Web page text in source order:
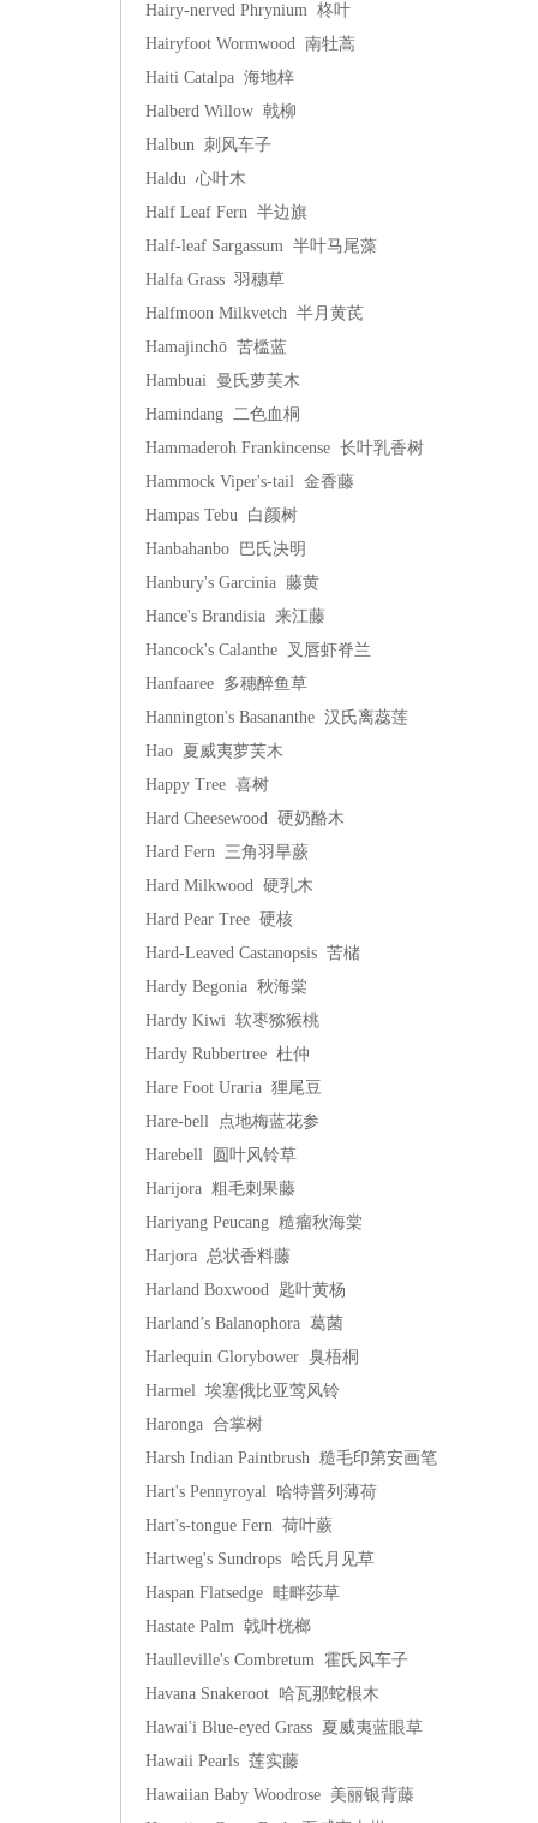
Hairy-nerved Phrynium 柊叶
Hairyfoot Wormwood 南牡蒿
Haiti Catalpa 海地梓
Halberd Willow 戟柳
Halbun 刺风车子
Haldu 心叶木
Half Leaf Fern 半边旗
Half-leaf Sargassum 半叶马尾藻
Halfa Grass 羽穗草
Halfmoon Milkvetch 半月黄芪
Hamajinchō 苦槛蓝
Hambuai 曼氏萝芙木
Hamindang 二色血桐
Hammaderoh Frankincense 长叶乳香树
Hammock Viper's-tail 金香藤
Hampas Tebu 白颜树
Hanbahanbo 巴氏决明
Hanbury's Garcinia 藤黄
Hance's Brandisia 来江藤
Hancock's Calanthe 叉唇虾脊兰
Hanfaaree 多穗醉鱼草
Hannington's Basananthe 汉氏离蕊莲
Hao 夏威夷萝芙木
Happy Tree 喜树
Hard Cheesewood 硬奶酪木
Hard Fern 三角羽旱蕨
Hard Milkwood 硬乳木
Hard Pear Tree 硬核
Hard-Leaved Castanopsis 苦槠
Hardy Begonia 秋海棠
Hardy Kiwi 软枣猕猴桃
Hardy Rubbertree 杜仲
Hare Foot Uraria 狸尾豆
Hare-bell 点地梅蓝花参
Harebell 圆叶风铃草
Harijora 粗毛刺果藤
Hariyang Peucang 糙瘤秋海棠
Harjora 总状香料藤
Harland Boxwood 匙叶黄杨
Harland’s Balanophora 葛菌
Harlequin Glorybower 臭梧桐
Harmel 埃塞俄比亚莺风铃
Haronga 合掌树
Harsh Indian Paintbrush 糙毛印第安画笔
Hart's Pennyroyal 哈特普列薄荷
Hart's-tongue Fern 荷叶蕨
Hartweg's Sundrops 哈氏月见草
Haspan Flatsedge 畦畔莎草
Hastate Palm 戟叶桄榔
Haulleville's Combretum 霍氏风车子
Havana Snakeroot 哈瓦那蛇根木
Hawai'i Blue-eyed Grass 夏威夷蓝眼草
Hawaii Pearls 莲实藤
Hawaiian Baby Woodrose 美丽银背藤